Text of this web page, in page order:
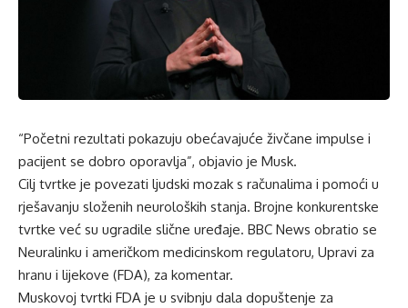
“Početni rezultati pokazuju obećavajuće živčane impulse i
pacijent se dobro oporavlja”, objavio je Musk.
Cilj tvrtke je povezati ljudski mozak s računalima i pomoći u
rješavanju složenih neuroloških stanja. Brojne konkurentske
tvrtke već su ugradile slične uređaje. BBC News obratio se
Neuralinku i američkom medicinskom regulatoru, Upravi za
hranu i lijekove (FDA), za komentar.
Muskovoj tvrtki FDA je u svibnju dala dopuštenje za